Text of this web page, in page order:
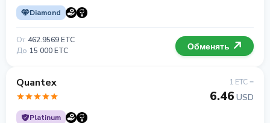
Diamond
От 462.9569 ETC
До 15 000 ETC Обменять
Quantex
Platinum
1 ETC =
6.46 USD